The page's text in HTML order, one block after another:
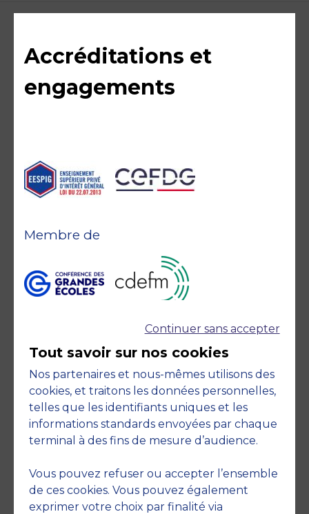
Accréditations et
engagements
Accréditations
Membre de
Engagements
Continuer sans accepter
Tout savoir sur nos cookies
Nos partenaires et nous-mêmes utilisons des
cookies, et traitons les données personnelles,
telles que les identifiants uniques et les
informations standards envoyées par chaque
terminal à des fins de mesure d’audience.
Vous pouvez refuser ou accepter l’ensemble
de ces cookies. Vous pouvez également
exprimer votre choix par finalité via